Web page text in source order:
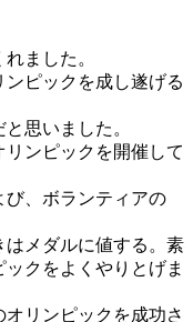
ました。
ピックを成し遂げる
思いました。
ンピックを開催して
び、ボランティアの
メダルに値する。素
クをよくやりとげま
リンピックを成功さ